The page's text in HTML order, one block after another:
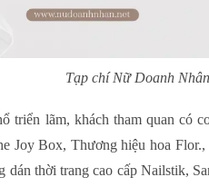
Tạp chí Nữ Doanh
triển lãm, khách tham quan có
Joy Box, Thương hiệu hoa
dán thời trang cao cấp Nailstik,